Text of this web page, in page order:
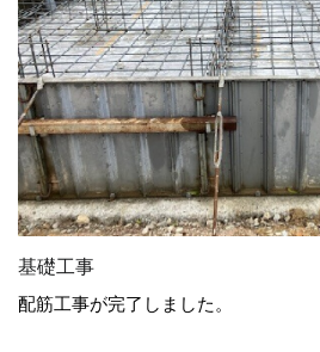
基礎工事
配筋工事が完了しました。